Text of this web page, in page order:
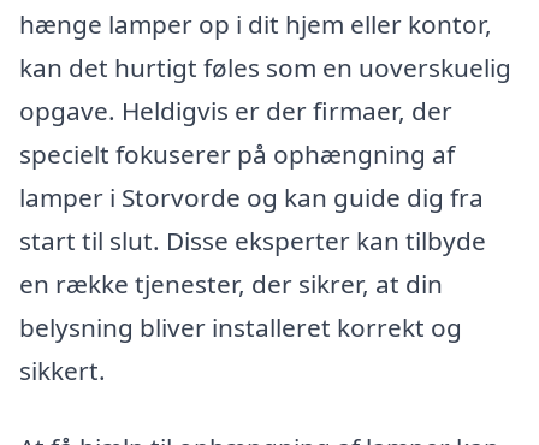
hænge lamper op i dit hjem eller kontor,
kan det hurtigt føles som en uoverskuelig
opgave. Heldigvis er der firmaer, der
specielt fokuserer på ophængning af
lamper i Storvorde og kan guide dig fra
start til slut. Disse eksperter kan tilbyde
en række tjenester, der sikrer, at din
belysning bliver installeret korrekt og
sikkert.